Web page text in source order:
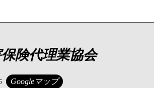
険代理業協会
Googleマップ